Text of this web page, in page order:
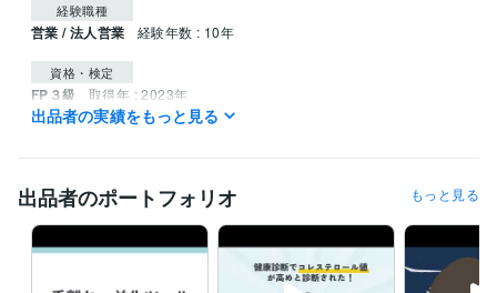
経験職種
営業 / 法人営業 経験年数 : 10年
資格・検定
FP３級 取得年 : 2023年
ITパスポート 取得年 : 2018年
普通自動車第一種運転免許 取得年 : 2011年
ビジネス・クリエイティブツール
Excel:10年Google スプレッドシート:5年Google スライド:5年
Google ドキュメント:5年PowerPoint:10年Word:10年ChatGPT:3年
Vyond:2年
出品者の実績をもっと見る
出品者のポートフォリオ もっと見る